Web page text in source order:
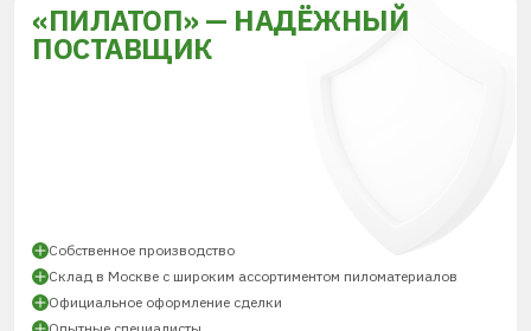
«ПИЛАТОП» — НАДЁЖНЫЙ
ПОСТАВЩИК
Собственное производство
Склад в Москве с широким ассортиментом пиломатериалов
Официальное оформление сделки